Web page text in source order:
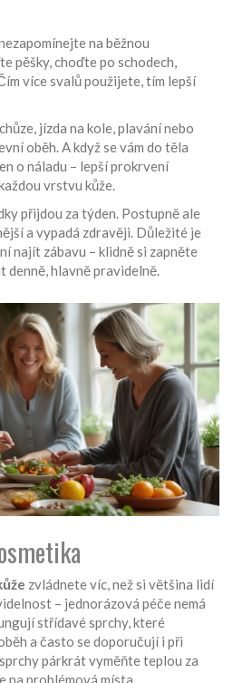
na běžnou
pěšky, choďte po schodech,
více svalů použijete, tím lepší
jízda na kole, plavání nebo
oběh. A když se vám do těla
o náladu – lepší prokrvení
vrstvu kůže.
přijdou za týden. Postupně ale
a vypadá zdravěji. Důležité je
najít zábavu – klidně si zapněte
denně, hlavně pravidelně.
zvládnete víc, než si většina lidí
– jednorázová péče nemá
střídavé sprchy, které
a často se doporučují i při
párkrát vyměňte teplou za
na problémová místa.